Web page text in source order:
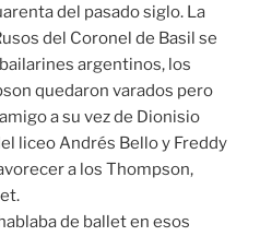
del pasado siglo. La
del Coronel de Basil se
argentinos, los
quedaron varados pero
a su vez de Dionisio
liceo Andrés Bello y Freddy
a los Thompson,
de ballet en esos